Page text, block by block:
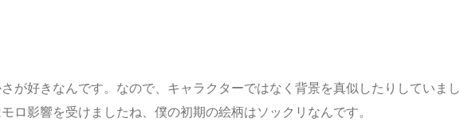
が好きなんです。なので、キャラクターではなく背景を真似したりしていまし
ロ影響を受けましたね、僕の初期の絵柄はソックリなんです。